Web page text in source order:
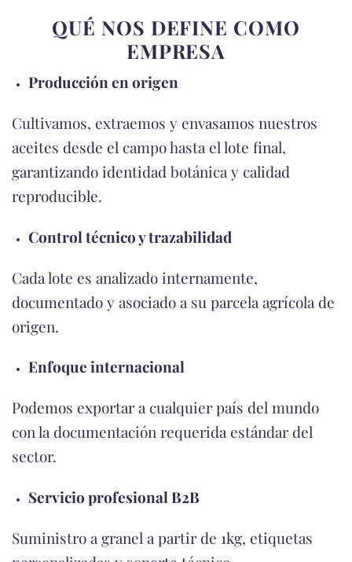
QUÉ NOS DEFINE COMO
EMPRESA
Producción en origen
Cultivamos, extraemos y envasamos nuestros
aceites desde el campo hasta el lote final,
garantizando identidad botánica y calidad
reproducible.
Control técnico y trazabilidad
Cada lote es analizado internamente,
documentado y asociado a su parcela agrícola de
origen.
Enfoque internacional
Podemos exportar a cualquier país del mundo
con la documentación requerida estándar del
sector.
Servicio profesional B2B
Suministro a granel a partir de 1kg, etiquetas